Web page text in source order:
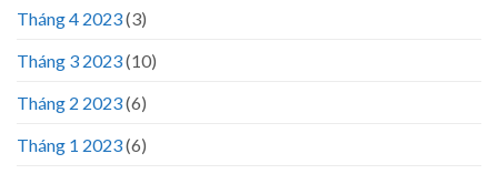
Tháng 4 2023(3)
Tháng 3 2023(10)
Tháng 2 2023(6)
Tháng 1 2023(6)